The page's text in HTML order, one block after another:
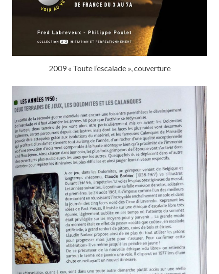
2009 « Toute l’escalade », couverture